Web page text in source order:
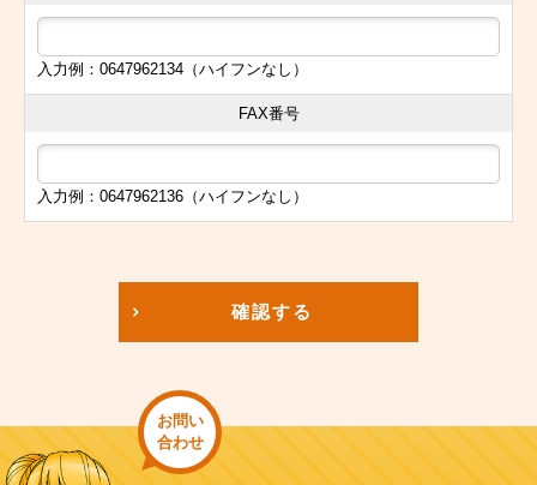
入力例：0647962134（ハイフンなし）
FAX番号
入力例：0647962136（ハイフンなし）
確認する
お問い
合わせ